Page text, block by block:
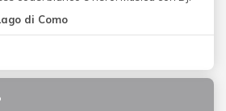
di Como